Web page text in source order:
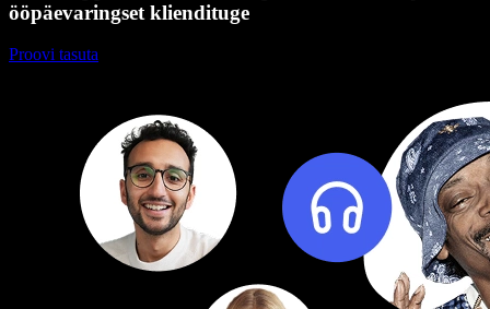
ööpäevaringset kliendituge
Proovi tasuta